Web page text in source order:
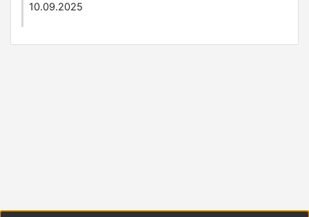
10.09.2025